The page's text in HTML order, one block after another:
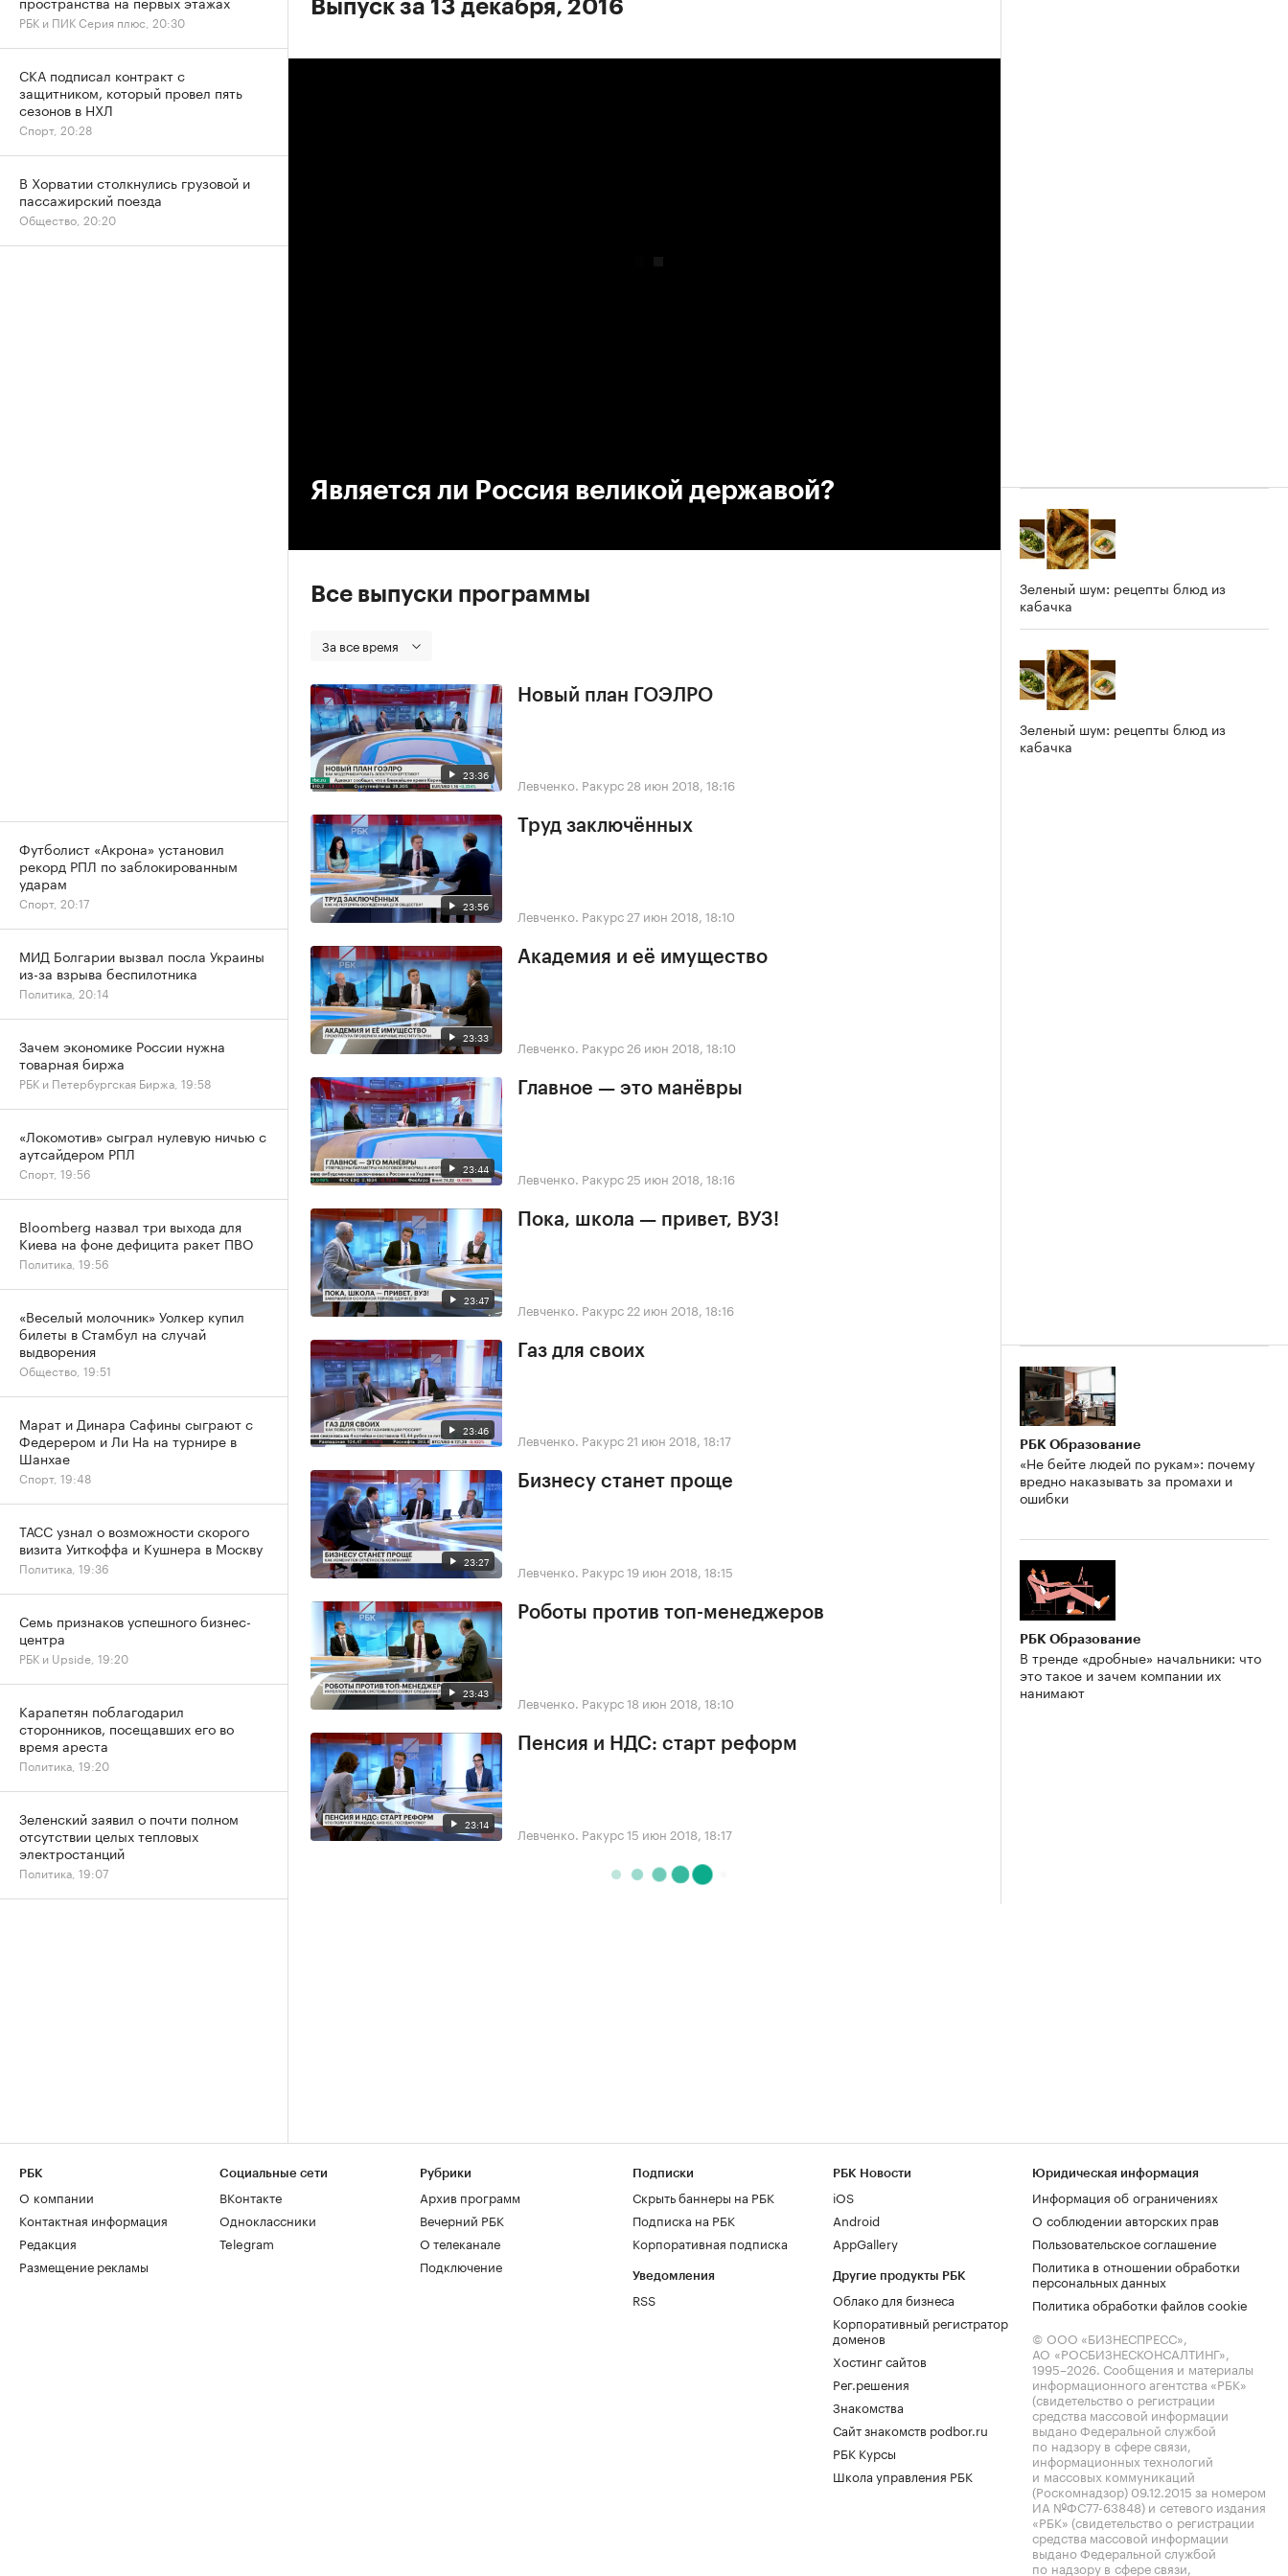
Выпуск за 13 декабря, 2016
Является ли Россия великой державой?
Все выпуски программы
За все время
23:36
Новый план ГОЭЛРО
Левченко. Ракурс 28 июн 2018, 18:16
23:56
Труд заключённых
Левченко. Ракурс 27 июн 2018, 18:10
23:33
Академия и её имущество
Левченко. Ракурс 26 июн 2018, 18:10
23:44
Главное — это манёвры
Левченко. Ракурс 25 июн 2018, 18:16
23:47
Пока, школа — привет, ВУЗ!
Левченко. Ракурс 22 июн 2018, 18:16
23:46
Газ для своих
Левченко. Ракурс 21 июн 2018, 18:17
23:27
Бизнесу станет проще
Левченко. Ракурс19 июн 2018, 18:15
23:43
Роботы против топ-менеджеров
Левченко. Ракурс18 июн 2018, 18:10
23:14
Пенсия и НДС: старт реформ
Левченко. Ракурс15 июн 2018, 18:17
Зеленый шум: рецепты блюд из
кабачка
Зеленый шум: рецепты блюд из
кабачка
РБК Образование
«Не бейте людей по рукам»: почему
вредно наказывать за промахи и
ошибки
РБК Образование
В тренде «дробные» начальники: что
это такое и зачем компании их
нанимают
РБК и ПИК Серия плюс, 20:30
СКА подписал контракт с
защитником, который провел пять
сезонов в НХЛ
Спорт, 20:28
В Хорватии столкнулись грузовой и
пассажирский поезда
Общество, 20:20
Футболист «Акрона» установил
рекорд РПЛ по заблокированным
ударам
Спорт, 20:17
МИД Болгарии вызвал посла Украины
из-за взрыва беспилотника
Политика, 20:14
Зачем экономике России нужна
товарная биржа
РБК и Петербургская Биржа, 19:58
«Локомотив» сыграл нулевую ничью с
аутсайдером РПЛ
Спорт, 19:56
Bloomberg назвал три выхода для
Киева на фоне дефицита ракет ПВО
Политика, 19:56
«Веселый молочник» Уолкер купил
билеты в Стамбул на случай
выдворения
Общество, 19:51
Марат и Динара Сафины сыграют с
Федерером и Ли На на турнире в
Шанхае
Спорт, 19:48
ТАСС узнал о возможности скорого
визита Уиткоффа и Кушнера в Москву
Политика, 19:36
Семь признаков успешного бизнес-
центра
РБК и Upside, 19:20
Карапетян поблагодарил
сторонников, посещавших его во
время ареста
Политика, 19:20
Зеленский заявил о почти полном
отсутствии целых тепловых
электростанций
Политика, 19:07
РБК
О компании
Контактная информация
Редакция
Размещение рекламы
Социальные сети
ВКонтакте
Одноклассники
Telegram
Рубрики
Архив программ
Вечерний РБК
О телеканале
Подключение
Подписки
Скрыть баннеры на РБК
Подписка на РБК
Корпоративная подписка
Уведомления
RSS
РБК Новости
iOS
Android
AppGallery
Другие продукты РБК
Облако для бизнеса
Корпоративный регистратор
доменов
Хостинг сайтов
Рег.решения
Знакомства
Сайт знакомств podbor.ru
РБК Курсы
Школа управления РБК
Юридическая информация
Информация об ограничениях
О соблюдении авторских прав
Пользовательское соглашение
Политика в отношении обработки
персональных данных
Политика обработки файлов cookie
© ООО «БИЗНЕСПРЕСС»,
АО «РОСБИЗНЕСКОНСАЛТИНГ»,
1995–2026. Сообщения и материалы
информационного агентства «РБК»
(свидетельство о регистрации
средства массовой информации
выдано Федеральной службой
по надзору в сфере связи,
информационных технологий
и массовых коммуникаций
(Роскомнадзор) 09.12.2015 за номером
ИА №ФС77-63848) и сетевого издания
«РБК» (свидетельство о регистрации
средства массовой информации
выдано Федеральной службой
по надзору в сфере связи,